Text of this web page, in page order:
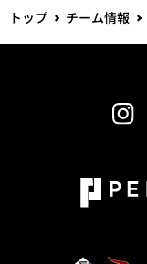
トップ チーム情報